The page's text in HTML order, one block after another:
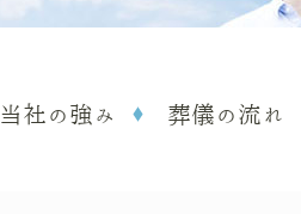
当社の強み 葬儀の流れ